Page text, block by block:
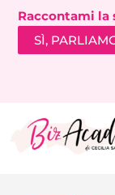
Raccontami la
bloccando. Ti
SÌ,